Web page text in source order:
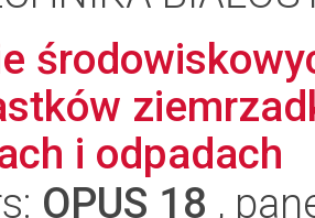
i odpadach
OPUS 18 ,